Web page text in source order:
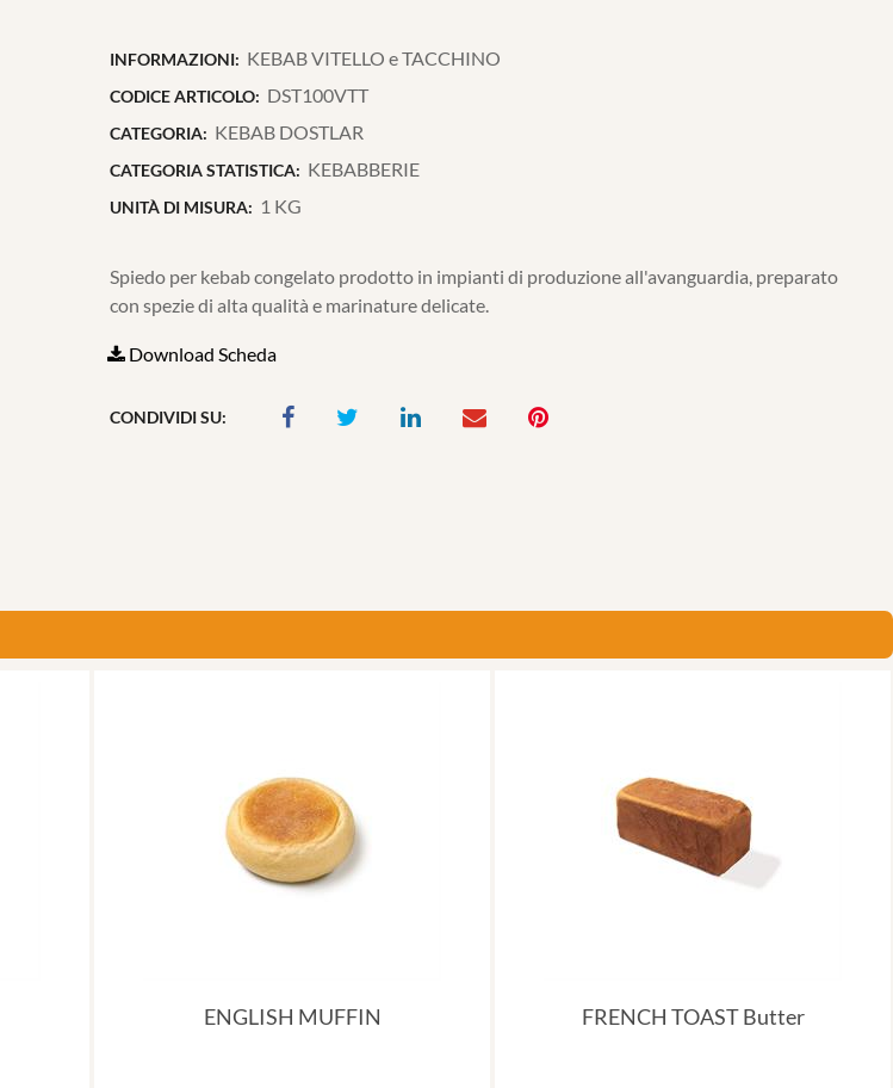
INFORMAZIONI: KEBAB VITELLO e TACCHINO
CODICE ARTICOLO: DST100VTT
CATEGORIA: KEBAB DOSTLAR
CATEGORIA STATISTICA: KEBABBERIE
UNITÀ DI MISURA: 1 KG
Spiedo per kebab congelato prodotto in impianti di produzione all'avanguardia, preparato
con spezie di alta qualità e marinature delicate.
Download Scheda
CONDIVIDI SU:
ENGLISH MUFFIN FRENCH TOAST Butter